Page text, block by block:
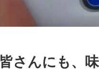
皆さんにも、